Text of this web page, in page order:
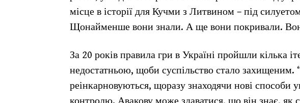
місце в історії для Кучми з Литвином – під
Щонайменше вони знали. А ще вони покривали.
За 20 років правила гри в Україні пройшли кілька
недостатньою, щоби суспільство стало захищеним.
реінкарновуються, щоразу знаходячи нові способи